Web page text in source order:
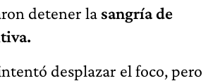
detener la sangría de
desplazar el foco, pero